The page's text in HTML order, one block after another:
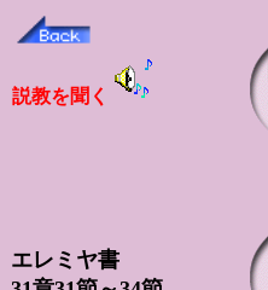
エレミヤ書
説教を聞く